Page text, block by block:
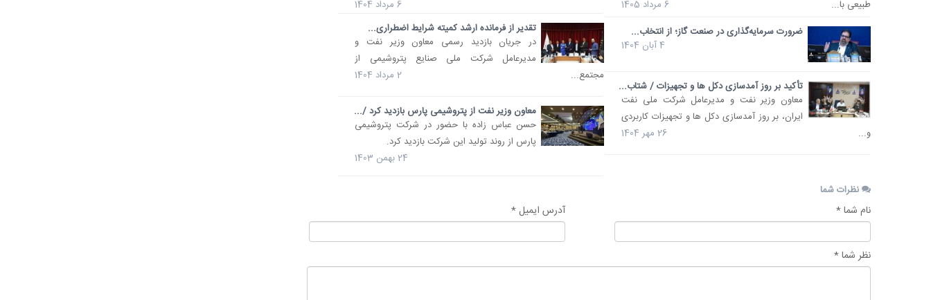
طبیعی با...
6 مرداد 1405
ضرورت سرمایه‌گذاری در صنعت گاز؛ از انتخاب...
4 آبان 1404
تأکید بر روز آمدسازی دکل ها و تجهیزات / شتاب...
معاون وزیر نفت و مدیرعامل شرکت ملی نفت
ایران، بر روز آمدسازی دکل ها و تجهیزات کاربردی
و...
26 مهر 1404
6 مرداد 1404
تقدیر از فرمانده ارشد کمیته شرایط اضطراری...
در جریان بازدید رسمی معاون وزیر نفت و
مدیرعامل شرکت ملی صنایع پتروشیمی از
مجتمع...
2 مرداد 1404
معاون وزیر نفت از پتروشیمی پارس بازدید کرد /...
حسن عباس زاده با حضور در شرکت پتروشیمی
پارس از روند تولید این شرکت بازدید کرد.
24 بهمن 1403
نظرات شما
آدرس ایمیل * نام شما *
نظر شما *